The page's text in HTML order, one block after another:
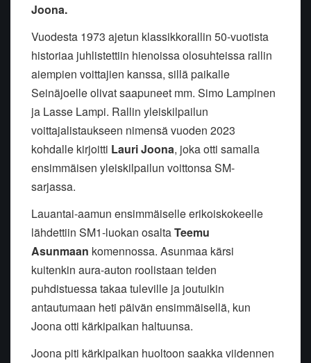
Joona.
Vuodesta 1973 ajetun klassikkorallin 50-vuotista
historiaa juhlistettiin hienoissa olosuhteissa rallin
aiempien voittajien kanssa, sillä paikalle
Seinäjoelle olivat saapuneet mm. Simo Lampinen
ja Lasse Lampi. Rallin yleiskilpailun
voittajalistaukseen nimensä vuoden 2023
kohdalle kirjoitti Lauri Joona, joka otti samalla
ensimmäisen yleiskilpailun voittonsa SM-
sarjassa.
Lauantai-aamun ensimmäiselle erikoiskokeelle
lähdettiin SM1-luokan osaltaTeemu
Asunmaan komennossa. Asunmaa kärsi
kuitenkin aura-auton roolistaan teiden
puhdistuessa takaa tuleville ja joutuikin
antautumaan heti päivän ensimmäisellä, kun
Joona otti kärkipaikan haltuunsa.
Joona piti kärkipaikan huoltoon saakka viidennen